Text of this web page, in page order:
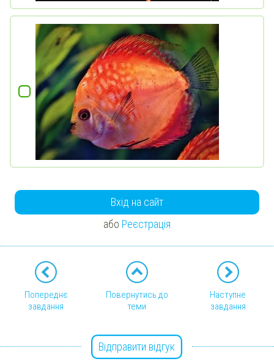
Вхід на сайт
або Реєстрація
Попереднє
завдання
Повернутись до
теми
Наступне
завдання
Відправити відгук